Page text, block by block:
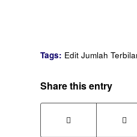
Tags: Edit Jumlah
Share this entry